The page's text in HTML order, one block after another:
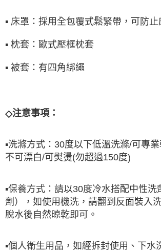
▪ 床罩：採用全包覆式鬆緊帶，可防止
▪ 枕套：歐式壓框枕套
▪ 被套：有四角綁繩
◇注意事項：
▪洗滌方式： 30度以下低溫洗滌/可專
不可漂白/可熨燙(勿超過150度)
▪保養方式：請以30度冷水搭配中性洗
劑），如使用機洗，請翻到反面裝入
脫水後自然晾乾即可。
▪個人衛生用品，如經拆封使用、下水